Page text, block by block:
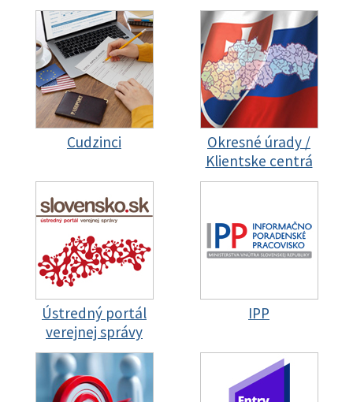
Cudzinci
Okresné úrady /
Klientske centrá
Ústredný portál
verejnej správy
IPP